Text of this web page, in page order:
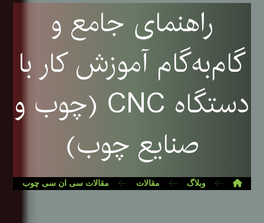
راهنمای جامع و
گام‌به‌گام آموزش کار با
دستگاه CNC (چوب و
صنایع چوب)
وبلاگ مقالات مقالات سی ان سی چوب